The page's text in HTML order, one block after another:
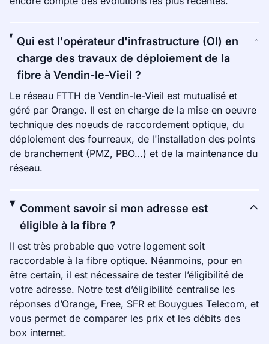
Qui est l'opérateur d'infrastructure (OI) en
charge des travaux de déploiement de la
fibre à Vendin-le-Vieil ?
Le réseau FTTH de Vendin-le-Vieil est mutualisé et
géré par Orange. Il est en charge de la mise en oeuvre
technique des noeuds de raccordement optique, du
déploiement des fourreaux, de l'installation des points
de branchement (PMZ, PBO…) et de la maintenance du
réseau.
Comment savoir si mon adresse est
éligible à la fibre ?
Il est très probable que votre logement soit
raccordable à la fibre optique. Néanmoins, pour en
être certain, il est nécessaire de tester l’éligibilité de
votre adresse. Notre test d’éligibilité centralise les
réponses d’Orange, Free, SFR et Bouygues Telecom, et
vous permet de comparer les prix et les débits des
box internet.